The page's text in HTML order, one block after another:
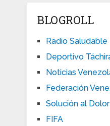
BLOGROLL
Radio Saludable
Deportivo
Noticias
Federación
Solución al
FIFA